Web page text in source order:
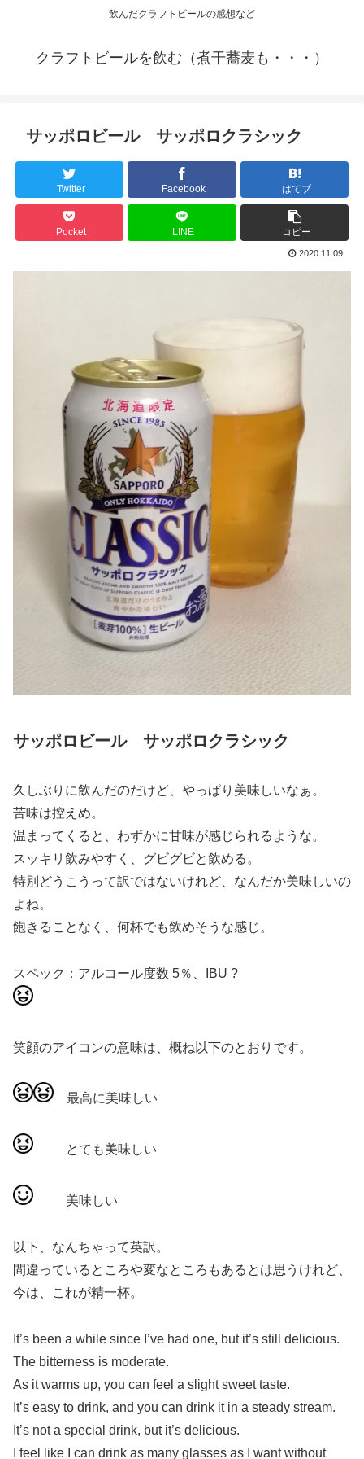
飲んだクラフトビールの感想など
クラフトビールを飲む（煮干蕎麦も・・・）
サッポロビール サッポロクラシック
Twitter Facebook はてブ
Pocket LINE コピー
2020.11.09
サッポロビール サッポロクラシック
久しぶりに飲んだのだけど、やっぱり美味しいなぁ。
苦味は控えめ。
温まってくると、わずかに甘味が感じられるような。
スッキリ飲みやすく、グビグビと飲める。
特別どうこうって訳ではないけれど、なんだか美味しいの
よね。
飽きることなく、何杯でも飲めそうな感じ。
スペック：アルコール度数 5％、IBU ?
笑顔のアイコンの意味は、概ね以下のとおりです。
最高に美味しい
とても美味しい
美味しい
以下、なんちゃって英訳。
間違っているところや変なところもあるとは思うけれど、
今は、これが精一杯。
It’s been a while since I’ve had one, but it’s still delicious.
The bitterness is moderate.
As it warms up, you can feel a slight sweet taste.
It’s easy to drink, and you can drink it in a steady stream.
It’s not a special drink, but it’s delicious.
I feel like I can drink as many glasses as I want without